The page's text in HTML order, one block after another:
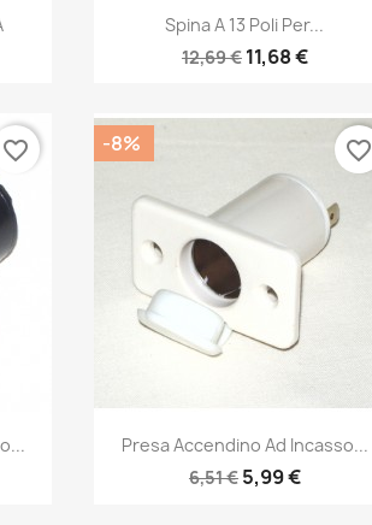
Anteprima
Spina A 13 Poli Per...
12,69 € 11,68 €
favorite_border
Anteprima
Presa Accendino Ad Incasso...
6,51 € 5,99 €
-8% favorite_border